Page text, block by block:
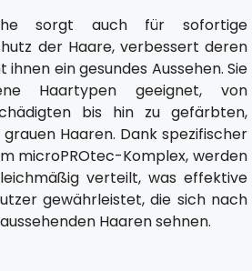
sorgt auch für sofortige
der Haare, verbessert deren
ein gesundes Aussehen. Sie
Haartypen geeignet, von
bis hin zu gefärbten,
Haaren. Dank spezifischer
microPROtec-Komplex, werden
verteilt, was effektive
gewährleistet, die sich nach
Haaren sehnen.